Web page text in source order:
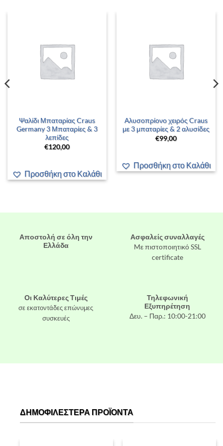
Ψαλίδι Μπαταρίας Craus
Germany 3 Μπαταρίες & 3
λεπίδες
€120,00
Προσθήκη στο Καλάθι
Αλυσοπρίονο χειρός Craus
με 3 μπαταρίες & 2 αλυσίδες
€99,00
Προσθήκη στο Καλάθι
Αποστολή σε όλη την
Ελλάδα
Ασφαλείς συναλλαγές
Mε πιστοποιητικό SSL
certificate
Οι Καλύτερες Τιμές
σε εκατοντάδες επώνυμες
συσκευές
Τηλεφωνική
Εξυπηρέτηση
Δευ. – Παρ.: 10:00-21:00
ΔΗΜΟΦΙΛΈΣΤΕΡΑ ΠΡΟΪΌΝΤΑ